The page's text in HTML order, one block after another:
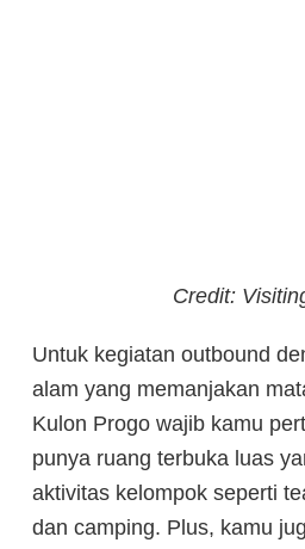
Credit:
Untuk kegiatan outbound
alam yang memanjakan
Kulon Progo wajib kamu
punya ruang terbuka luas
aktivitas kelompok seperti
dan camping. Plus, kamu